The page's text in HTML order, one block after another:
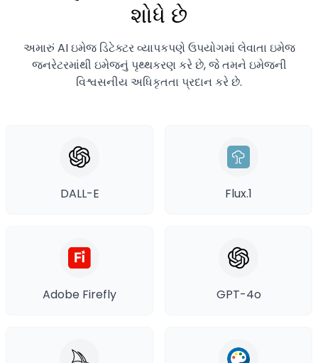
શોધે છે
અમારું AI ઇમેજ ડિટેક્ટર વ્યાપકપણે ઉપયોગમાં લેવાતા ઇમેજ
જનરેટરમાંથી ઇમેજનું પૃથ્થકરણ કરે છે, જે તમને ઇમેજની
વિશ્વસનીય અધિકૃતતા પ્રદાન કરે છે.
DALL-E Flux.1
Adobe Firefly GPT-4o